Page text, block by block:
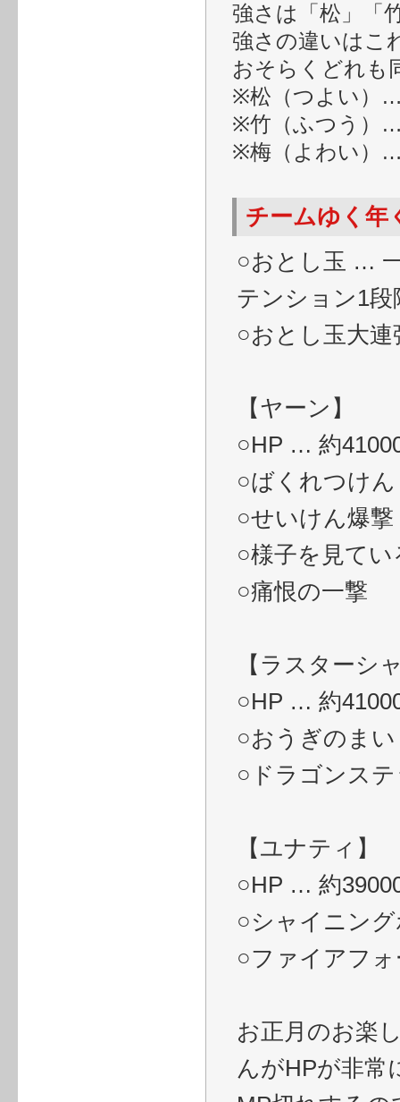
強さは「松」「
強さの違いはこ
おそらくどれも
※松（つよい）
※竹（ふつう）
※梅（よわい）
チームゆく年
○おとし玉 …
テンション1
○おとし玉大
【ヤーン】
○HP … 約
○ばくれつけん
○せいけん爆撃
○様子を見てい
○痛恨の一撃
【ラスターシ
○HP … 約
○おうぎのまい
○ドラゴンス
【ユナティ】
○HP … 約
○シャイニン
○ファイアフ
お正月のお楽
んがHPが非常